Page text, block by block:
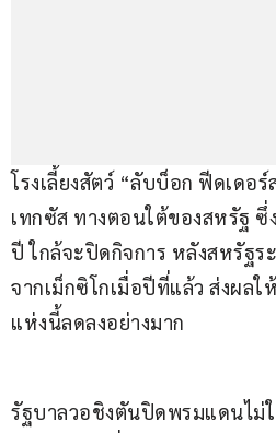
โรงเลี้ยงสัตว์ “ลับบ็อก ฟีดเดอ
เทกซัส ทางตอนใต้ของสหรัฐ ซึ่
ปี ใกล้จะปิดกิจการ หลังสหรัฐร
จากเม็กซิโกเมื่อปีที่แล้ว ส่งผลใ
แห่งนี้ลดลงอย่างมาก
รัฐบาลวอชิงตันปิดพรมแดนไม่